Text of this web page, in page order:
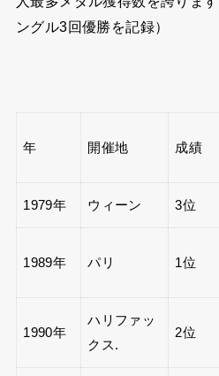
ングル3回優勝を記録）
年 開催地 成績
1979年 ウィーン 3位
1989年 パリ 1位
1990年
ハリファッ
クス.
2位